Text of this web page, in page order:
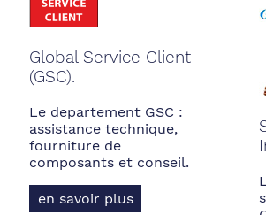
Global Service Client
(GSC).
Le departement GSC :
assistance technique,
fourniture de
composants et conseil.
en savoir plus